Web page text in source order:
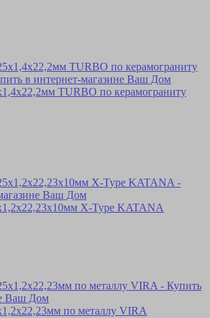
TURBO по керамограниту
X-Type KATANA
по металлу VIRA